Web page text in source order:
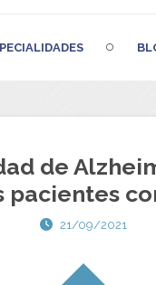
de
pacientes
21/09/2021